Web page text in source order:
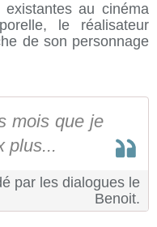
au cinéma
le réalisateur
de son personnage
mois que je
plus...
par les dialogues le
Benoit.